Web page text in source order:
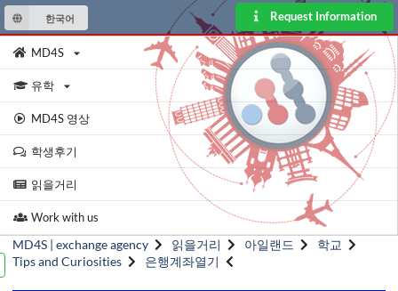
한국어 Request Information
MD4S
유학
MD4S 영상
학생후기
읽을거리
Work with us
MD4S | exchange agency 읽을거리 아일랜드
학교
Tips and Curiosities
은행계좌열기